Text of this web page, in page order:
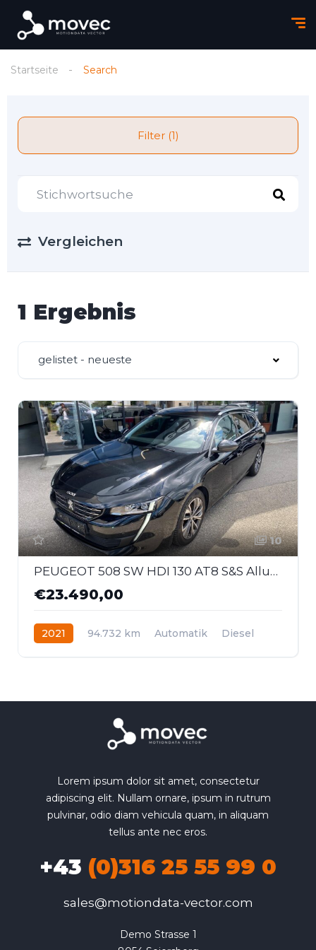
Startseite Search
Filter (1)
Vergleichen
1 Ergebnis
gelistet - neueste
10
PEUGEOT 508 SW HDI 130 AT8 S&S Allure Pack Autom.
€23.490,00
2021 94.732 km Automatik
Diesel
Lorem ipsum dolor sit amet, consectetur
adipiscing elit. Nullam ornare, ipsum in rutrum
pulvinar, odio diam vehicula quam, in aliquam
tellus ante nec eros.
+43 (0)316 25 55 99 0
sales@motiondata-vector.com
Demo Strasse 1